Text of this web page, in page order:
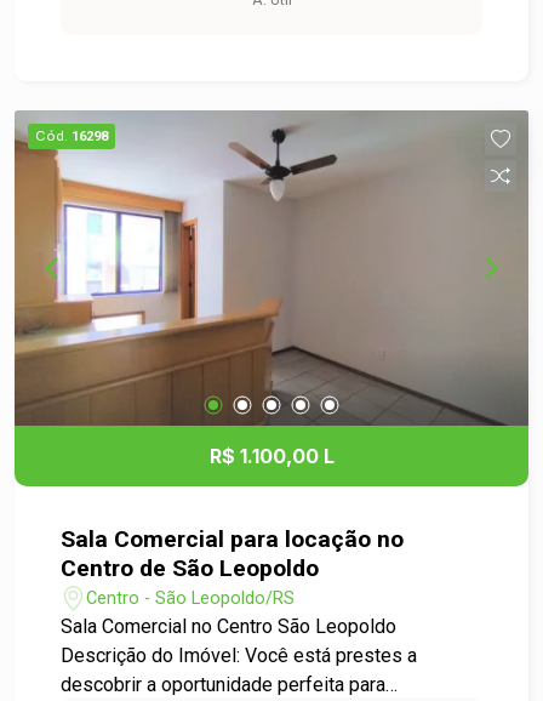
sala está próxima a todo o comércio e serviços
segmentos e ainda conta com a possibilidade de
adaptação conforme a necessidade do seu
negócio, proporcionando mais flexibilidade para
criar o ambiente ideal para sua empresa. Agende
sua visita e venha conhecer seu novo endereço
de sucesso!
Cód. 16298
R$ 1.100,00 L
Sala Comercial para locação no
Centro de São Leopoldo
Centro - São Leopoldo/RS
Sala Comercial no Centro São Leopoldo
Descrição do Imóvel: Você está prestes a
descobrir a oportunidade perfeita para